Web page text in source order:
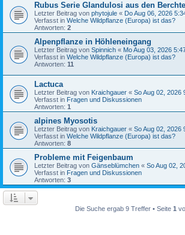
Rubus Serie Glandulosi aus den
Letzter Beitrag von phytojule « Do Aug 06, 2026
Verfasst in Welche Wildpflanze (Europa) ist das?
Antworten: 2
Alpenpflanze in Höhleneingang
Letzter Beitrag von Spinnich « Mo Aug 03, 2026
Verfasst in Welche Wildpflanze (Europa) ist das?
Antworten: 11
Lactuca
Letzter Beitrag von Kraichgauer « So Aug 02, 2026
Verfasst in Fragen und Diskussionen
Antworten: 1
alpines Myosotis
Letzter Beitrag von Kraichgauer « So Aug 02, 2026
Verfasst in Welche Wildpflanze (Europa) ist das?
Antworten: 8
Probleme mit Feigenbaum
Letzter Beitrag von Gänseblümchen « So Aug 02,
Verfasst in Fragen und Diskussionen
Antworten: 3
Die Suche ergab 9 Treffer • Seite 1